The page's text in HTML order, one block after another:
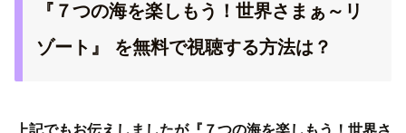
『７つの海を楽しもう！世界さまぁ～リ
ゾート』 を無料で視聴する方法は？